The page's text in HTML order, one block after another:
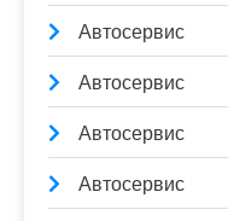
Автосервис
Автосервис
Автосервис
Автосервис